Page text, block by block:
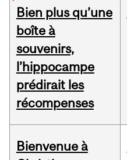
Bien plus qu’une
boîte à
souvenirs,
l’hippocampe
prédirait les
récompenses
Bienvenue à